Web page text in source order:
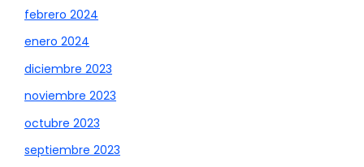
febrero 2024
enero 2024
diciembre 2023
noviembre 2023
octubre 2023
septiembre 2023